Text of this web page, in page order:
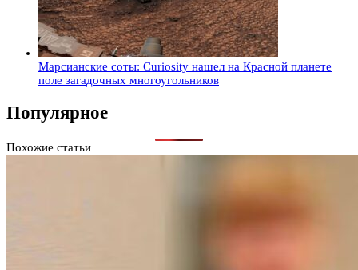
Марсианские соты: Curiosity нашел на Красной планете
поле загадочных многоугольников
Популярное
Похожие статьи